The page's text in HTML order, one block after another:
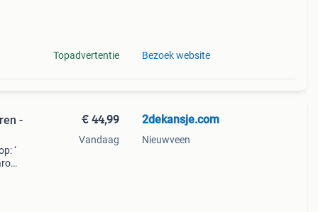
Topadvertentie Bezoek website
-
‘
€ 44,99
Vandaag
2dekansje.com
Nieuwveen